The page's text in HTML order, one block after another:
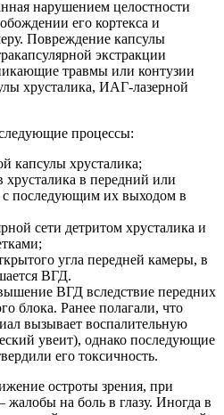
нарушением целостности
его кортекса и
Повреждение капсулы
экстракции
травмы или контузии
хрусталика, ИАГ-лазерной
процессы:
капсулы хрусталика;
в передний или
с последующим их выходом в
сети детритом хрусталика и
угла передней камеры, в
ВГД.
ВГД вследствие передних
блока. Ранее полагали, что
вызывает воспалительную
увеит), однако последующие
его токсичность.
остроты зрения, при
на боль в глазу. Иногда в